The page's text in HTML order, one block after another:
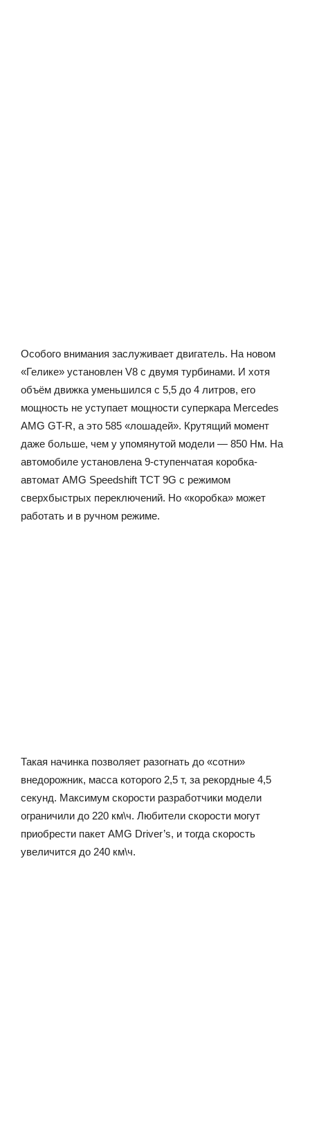
Особого внимания заслуживает двигатель. На новом
«Гелике» установлен V8 с двумя турбинами. И хотя
объём движка уменьшился с 5,5 до 4 литров, его
мощность не уступает мощности суперкара Mercedes
AMG GT-R, а это 585 «лошадей». Крутящий момент
даже больше, чем у упомянутой модели — 850 Нм. На
автомобиле установлена 9-ступенчатая коробка-
автомат AMG Speedshift TCT 9G с режимом
сверхбыстрых переключений. Но «коробка» может
работать и в ручном режиме.
Такая начинка позволяет разогнать до «сотни»
внедорожник, масса которого 2,5 т, за рекордные 4,5
секунд. Максимум скорости разработчики модели
ограничили до 220 км\ч. Любители скорости могут
приобрести пакет AMG Driver’s, и тогда скорость
увеличится до 240 км\ч.